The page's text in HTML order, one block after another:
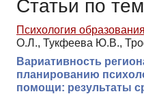
Статьи по
Психология образования
О.Л., Тукфеева Ю.В.,
Вариативность
планированию
помощи: результаты